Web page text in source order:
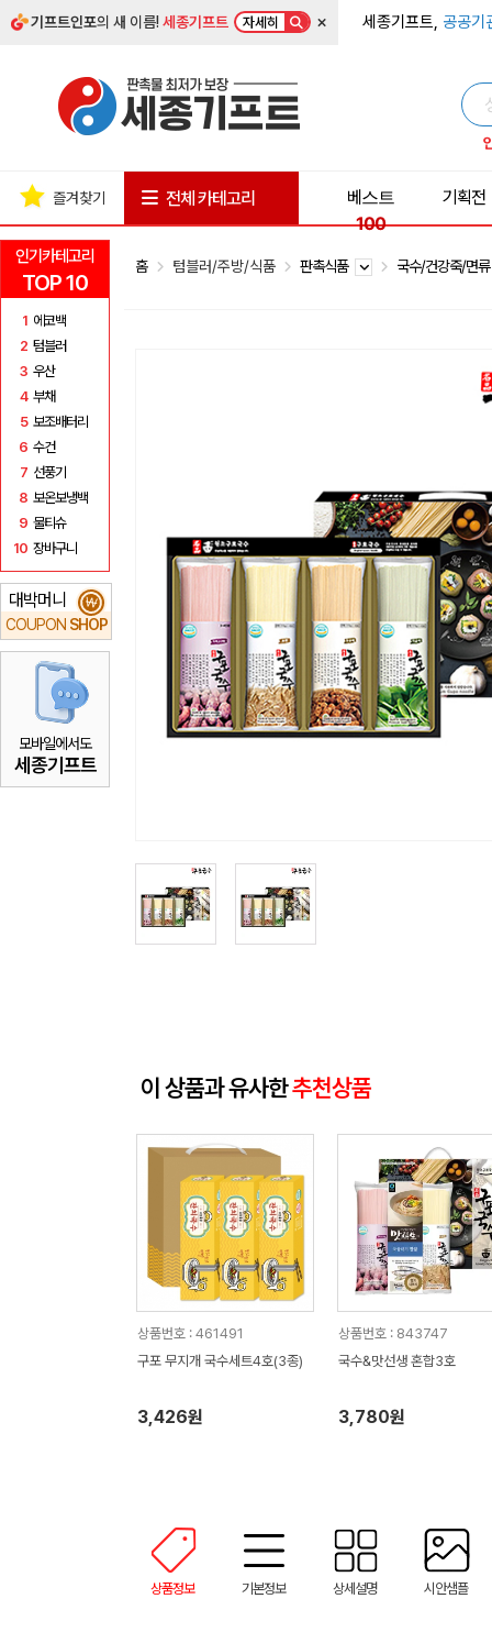
기프트인포의 새 이름!세종기프트 자세히 × 세종기프트, 공공기
인기카테고리
TOP 10
1 에코백
2 텀블러
3 우산
4 부채
5 보조배터리
6 수건
7 선풍기
8 보온보냉백
9 물티슈
10 장바구니
대박머니
COUPON SHOP
₩
모바일에서도
세종기프트
즐겨찾기 전체 카테고리
베스트
100
기획전
홈 텀블러/주방/식품 판촉식품 국수/건강죽/면
이 상품과 유사한추천상품
상품번호 : 461491
구포 무지개 국수세트4호(3종)
3,426원
상품번호 : 843747
국수&맛선생 혼합3호
3,780원
상품정보 기본정보 상세설명 시안샘플